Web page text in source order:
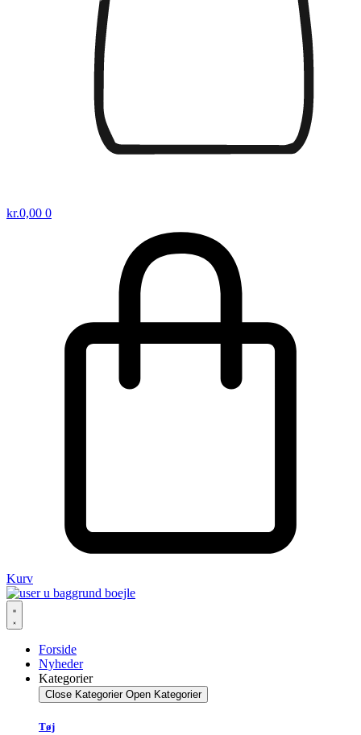
kr.0,00 0
Kurv
Forside
Nyheder
Kategorier
Close Kategorier Open Kategorier
Tøj